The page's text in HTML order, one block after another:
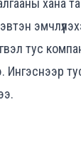
хана
тус
Ингэснээр